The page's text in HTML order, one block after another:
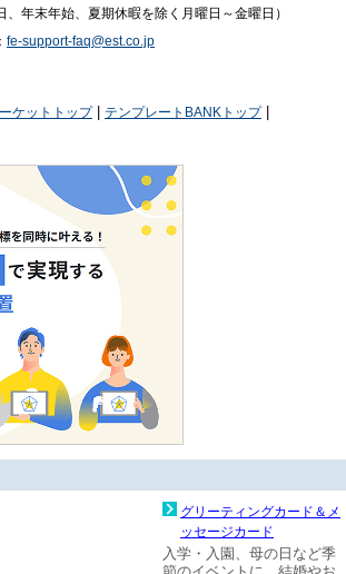
、年末年始、夏期休暇を除く月曜日～金曜日）
fe-support-faq@est.co.jp
ケットトップ| テンプレートBANKトップ|
グリーティングカード＆メ
ッセージカード
入学・入園、母の日など季